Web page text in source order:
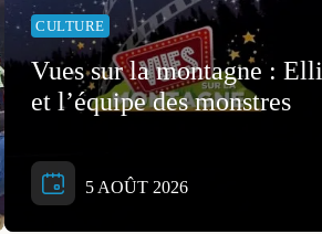
CULTURE
Vues sur la montagne : Elli
et l’équipe des monstres
5 AOÛT 2026